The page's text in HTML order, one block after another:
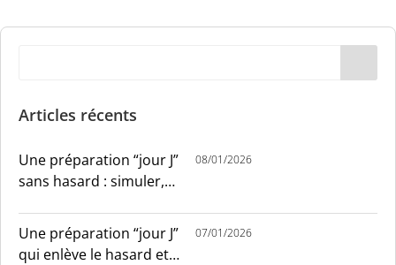
Articles récents
Une préparation “jour J”
sans hasard : simuler,
08/01/2026
Une préparation “jour J”
qui enlève le hasard et
07/01/2026